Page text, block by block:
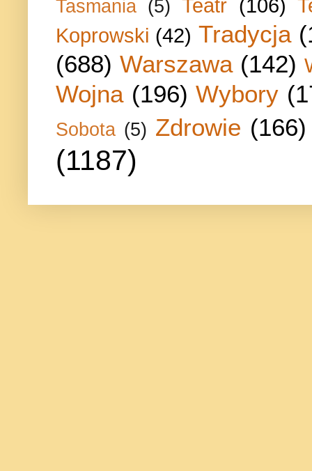
Tasmania (5) Teatr (106)
Koprowski (42) Tradycja
(688) Warszawa (142)
Wojna (196) Wybory
Sobota (5) Zdrowie (166)
(1187)